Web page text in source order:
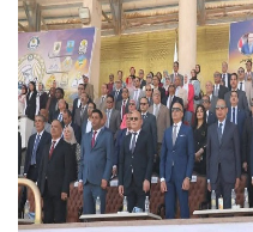
هيئة التدريس
الدراسات العليا
الخريجين
الموظفون